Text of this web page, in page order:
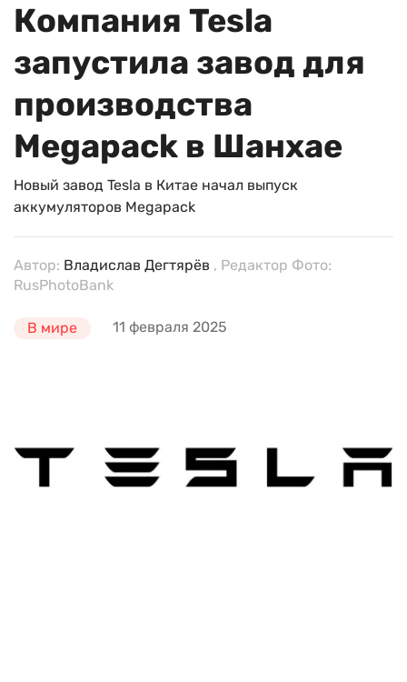
Компания Tesla
запустила завод для
производства
Megapack в Шанхае
Новый завод Tesla в Китае начал выпуск
аккумуляторов Megapack
Автор: Владислав Дегтярёв , Редактор Фото:
RusPhotoBank
В мире 11 февраля 2025